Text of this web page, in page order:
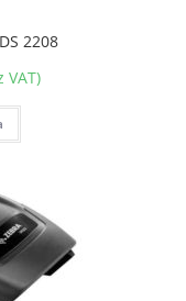
2208
VAT)